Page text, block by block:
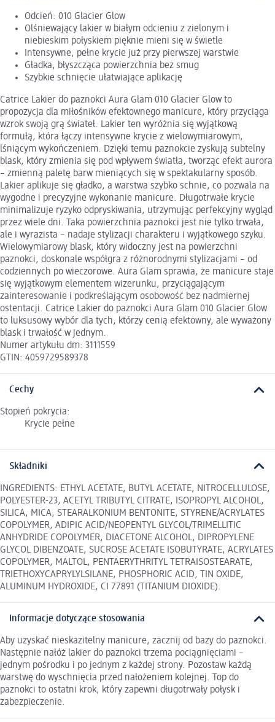
Odcień: 010 Glacier Glow
Olśniewający lakier w białym odcieniu z zielonym i
niebieskim połyskiem pięknie mieni się w świetle
Intensywne, pełne krycie już przy pierwszej warstwie
Gładka, błyszcząca powierzchnia bez smug
Szybkie schnięcie ułatwiające aplikację
Catrice Lakier do paznokci Aura Glam 010 Glacier Glow to
propozycja dla miłośników efektownego manicure, który przyciąga
wzrok swoją grą świateł. Lakier ten wyróżnia się wyjątkową
formułą, która łączy intensywne krycie z wielowymiarowym,
lśniącym wykończeniem. Dzięki temu paznokcie zyskują subtelny
blask, który zmienia się pod wpływem światła, tworząc efekt aurora
– zmienną paletę barw mieniących się w spektakularny sposób.
Lakier aplikuje się gładko, a warstwa szybko schnie, co pozwala na
wygodne i precyzyjne wykonanie manicure. Długotrwałe krycie
minimalizuje ryzyko odpryskiwania, utrzymując perfekcyjny wygląd
przez wiele dni. Taka powierzchnia paznokci jest nie tylko trwała,
ale i wyrazista – nadaje stylizacji charakteru i wyjątkowego szyku.
Wielowymiarowy blask, który widoczny jest na powierzchni
paznokci, doskonale współgra z różnorodnymi stylizacjami – od
codziennych po wieczorowe. Aura Glam sprawia, że manicure staje
się wyjątkowym elementem wizerunku, przyciągającym
zainteresowanie i podkreślającym osobowość bez nadmiernej
ostentacji. Catrice Lakier do paznokci Aura Glam 010 Glacier Glow
to luksusowy wybór dla tych, którzy cenią efektowny, ale wyważony
blask i trwałość w jednym.
Numer artykułu dm: 3111559
GTIN: 4059729589378
Cechy
Stopień pokrycia:
Krycie pełne
Składniki
INGREDIENTS: ETHYL ACETATE, BUTYL ACETATE, NITROCELLULOSE,
POLYESTER-23, ACETYL TRIBUTYL CITRATE, ISOPROPYL ALCOHOL,
SILICA, MICA, STEARALKONIUM BENTONITE, STYRENE/ACRYLATES
COPOLYMER, ADIPIC ACID/NEOPENTYL GLYCOL/TRIMELLITIC
ANHYDRIDE COPOLYMER, DIACETONE ALCOHOL, DIPROPYLENE
GLYCOL DIBENZOATE, SUCROSE ACETATE ISOBUTYRATE, ACRYLATES
COPOLYMER, MALTOL, PENTAERYTHRITYL TETRAISOSTEARATE,
TRIETHOXYCAPRYLYLSILANE, PHOSPHORIC ACID, TIN OXIDE,
ALUMINUM HYDROXIDE, CI 77891 (TITANIUM DIOXIDE).
Informacje dotyczące stosowania
Aby uzyskać nieskazitelny manicure, zacznij od bazy do paznokci.
Następnie nałóż lakier do paznokci trzema pociągnięciami –
jednym pośrodku i po jednym z każdej strony. Pozostaw każdą
warstwę do wyschnięcia przed nałożeniem kolejnej. Top do
paznokci to ostatni krok, który zapewni długotrwały połysk i
zabezpieczenie.